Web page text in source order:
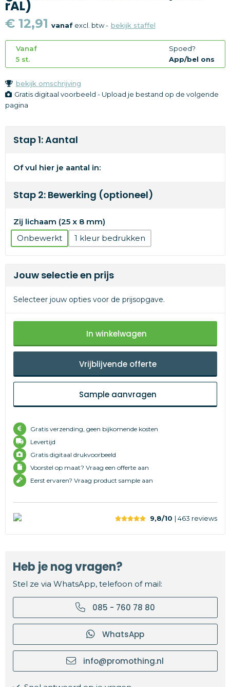
Thema
Merken
rAL)
€ 12,91 vanafexcl. btw - bekijk staffel
Vanaf
5 st.
Spoed?
App/bel ons
bekijk omschrijving
Gratis digitaal voorbeeld - Upload je bestand op de volgende
pagina
Stap 1: Aantal
Of vul hier je aantal in:
Stap 2: Bewerking (optioneel)
Zij lichaam (25 x 8 mm)
Onbewerkt
1
Jouw selectie en prijs
Selecteer jouw opties voor de prijsopgave.
In winkelwagen
Vrijblijvende offerte
Sample aanvragen
Gratis verzending, geen bijkomende kosten
Levertijd
Gratis digitaal drukvoorbeeld
Voorstel op maat? Vraag een offerte aan
Eerst ervaren? Vraag product sample aan
9,8/10 | 463 reviews
Heb je nog vragen?
Stel ze via WhatsApp, telefoon of mail:
085 - 760 78 80
WhatsApp
info@promothing.nl